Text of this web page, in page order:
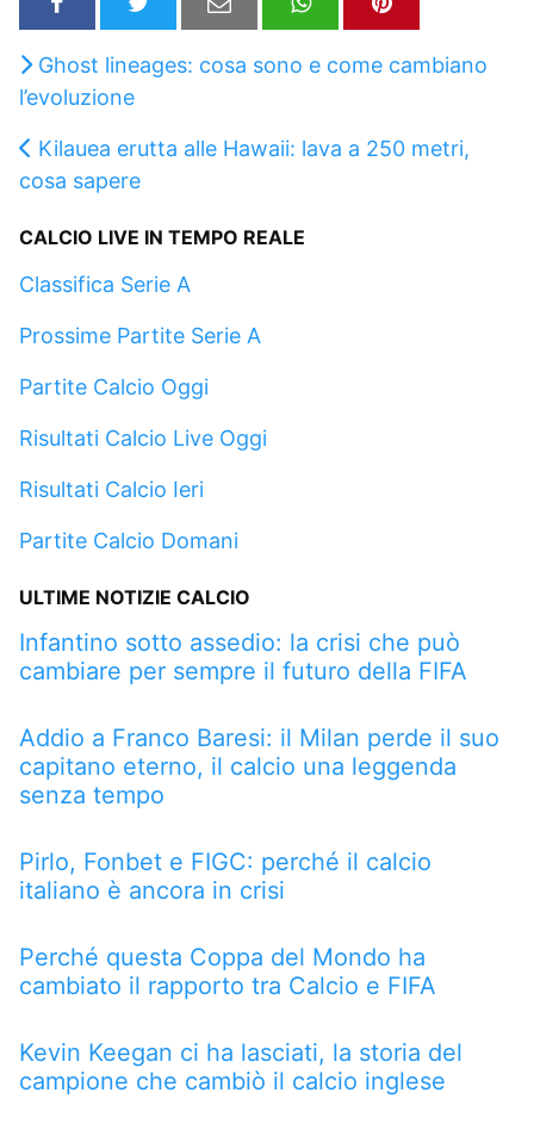
Ghost lineages: cosa sono e come cambiano
l’evoluzione
Kilauea erutta alle Hawaii: lava a 250 metri,
cosa sapere
CALCIO LIVE IN TEMPO REALE
Classifica Serie A
Prossime Partite Serie A
Partite Calcio Oggi
Risultati Calcio Live Oggi
Risultati Calcio Ieri
Partite Calcio Domani
ULTIME NOTIZIE CALCIO
Infantino sotto assedio: la crisi che può
cambiare per sempre il futuro della FIFA
Addio a Franco Baresi: il Milan perde il suo
capitano eterno, il calcio una leggenda
senza tempo
Pirlo, Fonbet e FIGC: perché il calcio
italiano è ancora in crisi
Perché questa Coppa del Mondo ha
cambiato il rapporto tra Calcio e FIFA
Kevin Keegan ci ha lasciati, la storia del
campione che cambiò il calcio inglese